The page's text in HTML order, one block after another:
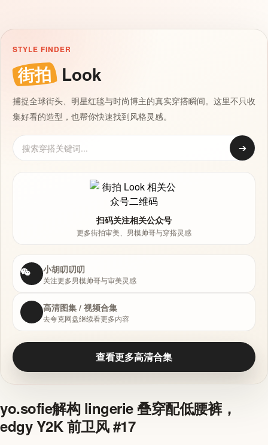
STYLE FINDER
街拍 Look
捕捉全球街头、明星红毯与时尚博主的真实穿搭瞬间。这里不只收
集好看的造型，也帮你快速找到风格灵感。
➔
扫码关注相关公众号
更多街拍审美、男模帅哥与穿搭灵感
小胡叨叨叨
关注更多男模帅哥与审美灵感
高清图集 / 视频合集
去夸克网盘继续看更多内容
查看更多高清合集
yo.sofie解构 lingerie 叠穿配低腰裤，
edgy Y2K 前卫风 #17